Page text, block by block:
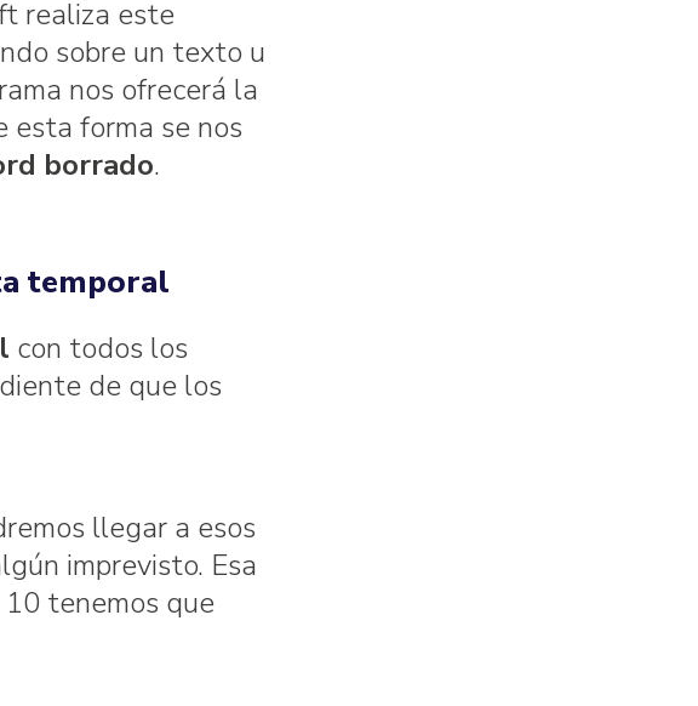
realiza este
sobre un texto u
nos ofrecerá la
esta forma se nos
borrado.
temporal
con todos los
de que los
llegar a esos
imprevisto. Esa
tenemos que